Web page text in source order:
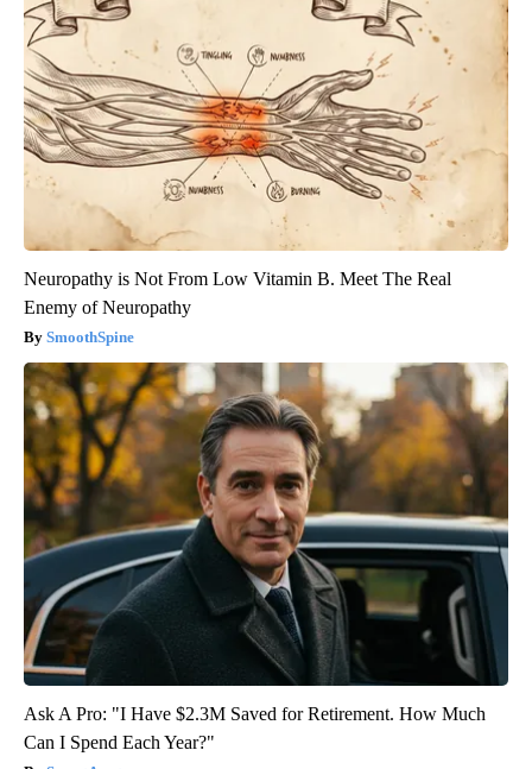
Neuropathy is Not From Low Vitamin B. Meet The Real
Enemy of Neuropathy
SmoothSpine
Ask A Pro: "I Have $2.3M Saved for Retirement. How Much
Can I Spend Each Year?"